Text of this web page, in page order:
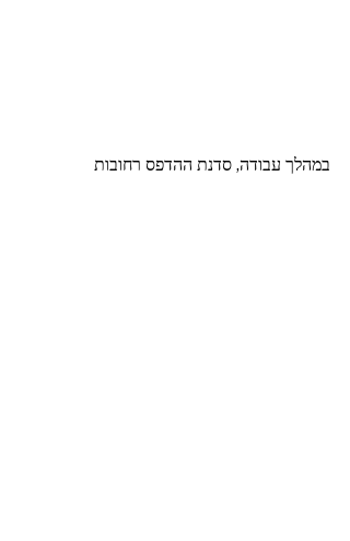
במהלך עבודה, סדנת ההדפס רחובות